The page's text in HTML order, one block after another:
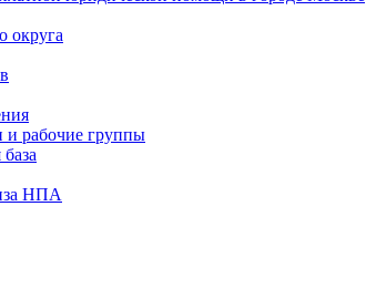
округа
и рабочие группы
НПА